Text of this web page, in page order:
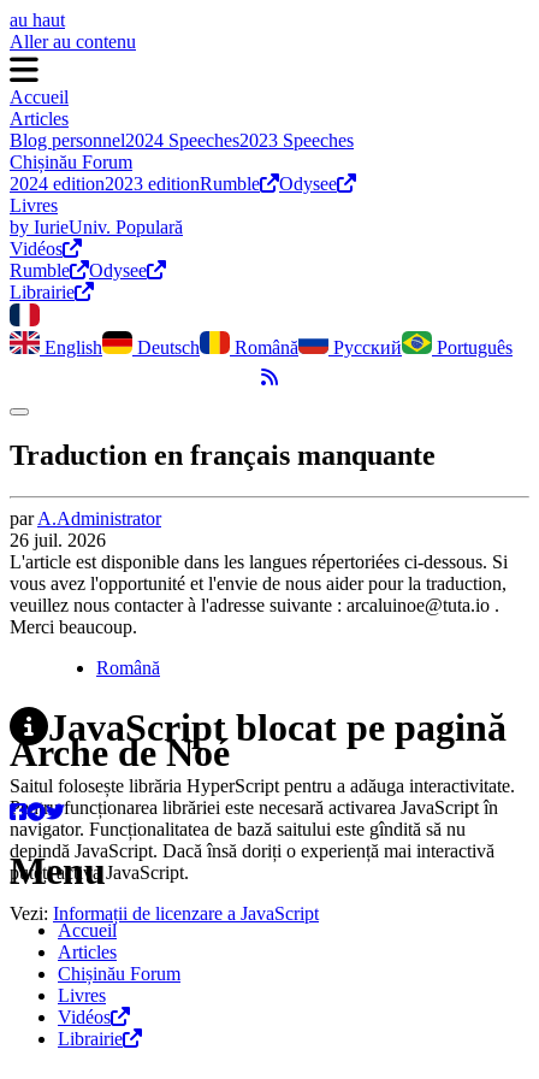
au haut
Aller au contenu
Accueil
Articles
Blog personnel2024 Speeches2023 Speeches
Chișinău Forum
2024 edition2023 editionRumble
Odysee
Livres
by IurieUniv. Populară
Vidéos
Rumble
Odysee
Librairie
English Deutsch Română Русский
Português
Flux RSS
Activer le mode sombre
Traduction en français manquante
parA.Administrator
26 juil. 2026
L'article est disponible dans les langues répertoriées ci-dessous. Si
vous avez l'opportunité et l'envie de nous aider pour la traduction,
veuillez nous contacter à l'adresse suivante : arcaluinoe@tuta.io .
Merci beaucoup.
Română
JavaScript blocat pe pagină
Saitul folosește librăria HyperScript pentru a adăuga interactivitate.
Pentru funcționarea librăriei este necesară activarea JavaScript în
navigator. Funcționalitatea de bază saitului este gîndită să nu
depindă JavaScript. Dacă însă doriți o experiență mai interactivă
puteți activa JavaScript.
Vezi: Informații de licenzare a JavaScript
Arche de Noé
Menu
Accueil
Articles
Chișinău Forum
Livres
Vidéos
Librairie